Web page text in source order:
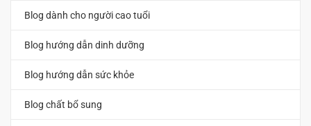
Blog dành cho người cao tuổi
Blog hướng dẫn dinh dưỡng
Blog hướng dẫn sức khỏe
Blog chất bổ sung